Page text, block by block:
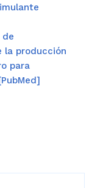
de
la producción
para